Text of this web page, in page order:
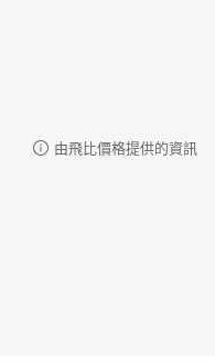
由飛比價格提供的資訊